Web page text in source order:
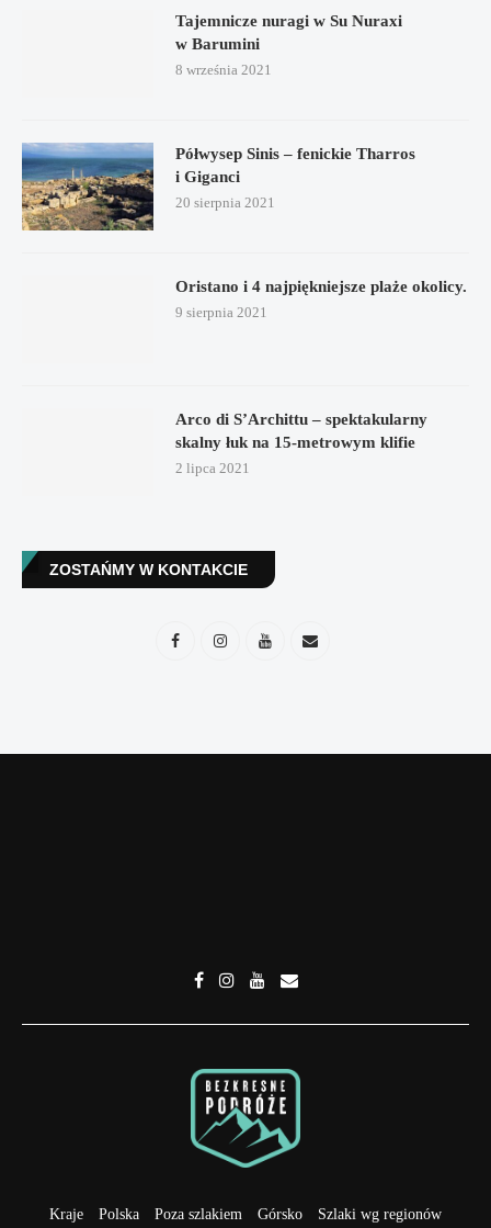
Tajemnicze nuragi w Su Nuraxi
w Barumini
8 września 2021
Półwysep Sinis – fenickie Tharros
i Giganci
20 sierpnia 2021
Oristano i 4 najpiękniejsze plaże okolicy.
9 sierpnia 2021
Arco di S’Archittu – spektakularny
skalny łuk na 15-metrowym klifie
2 lipca 2021
ZOSTAŃMY W KONTAKCIE
Kraje Polska Poza szlakiem Górsko Szlaki wg regionów